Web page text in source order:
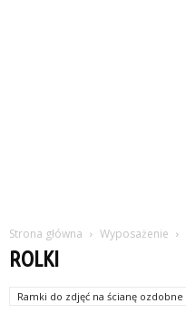
Strona główna Wyposażenie
ROLKI
Ramki do zdjęć na ścianę ozdobne